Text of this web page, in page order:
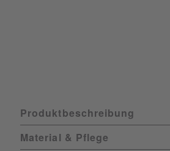
Produktbeschreibung
Material & Pflege